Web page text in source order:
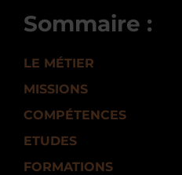
Sommaire :
LE MÉTIER
MISSIONS
COMPÉTENCES
ETUDES
FORMATIONS